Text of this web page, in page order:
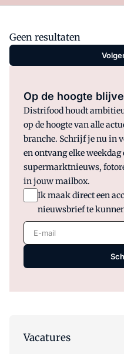
Geen resultaten
Op de hoogte
Distrifood houdt
op de hoogte van alle
branche. Schrijf je nu in
en ontvang elke weekdag
supermarktnieuws,
in jouw mailbox.
Ik maak direct een
nieuwsbrief te
E-mail
Vacatures